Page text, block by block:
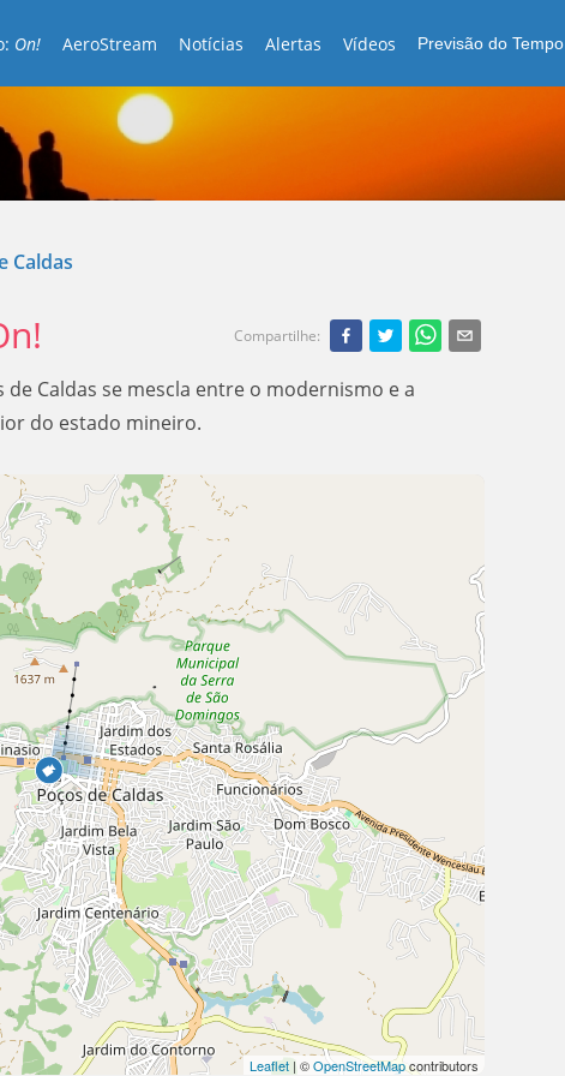
On! AeroStream Notícias Alertas Vídeos Previsão do Tempo
Caldas
Compartilhe:
Caldas se mescla entre o modernismo e a
do estado mineiro.
Leaflet| ©OpenStreetMapcontributors